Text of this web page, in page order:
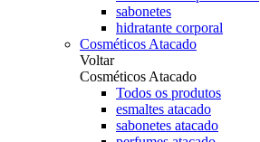
sabonetes
hidratante corporal
Cosméticos Atacado
Voltar
Cosméticos Atacado
Todos os produtos
esmaltes atacado
sabonetes atacado